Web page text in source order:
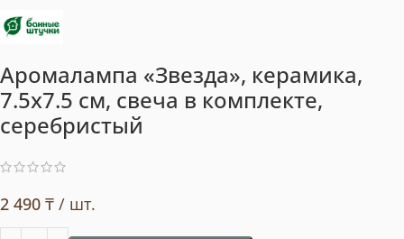
Аромалампа «Звезда», керамика,
7.5х7.5 см, свеча в комплекте,
серебристый
2 490 ₸ / шт.